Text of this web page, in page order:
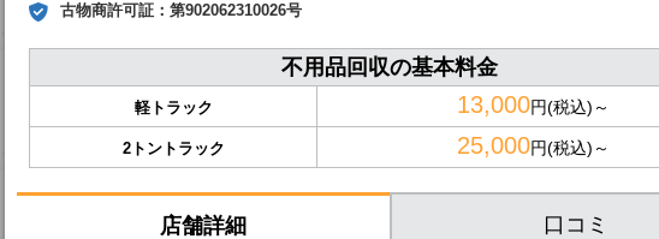
古物商許可証： 第902062310026号
不用品回収の基本料金
軽トラック 13,000円(税込)～
2トントラック 25,000円(税込)～
店舗詳細 口コミ